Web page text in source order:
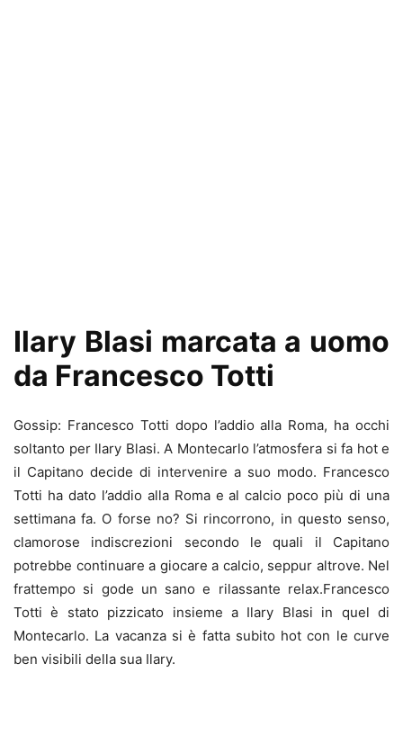
Ilary Blasi marcata a uomo
da Francesco Totti
Gossip: Francesco Totti dopo l’addio alla Roma, ha occhi
soltanto per Ilary Blasi. A Montecarlo l’atmosfera si fa hot e
il Capitano decide di intervenire a suo modo. Francesco
Totti ha dato l’addio alla Roma e al calcio poco più di una
settimana fa. O forse no? Si rincorrono, in questo senso,
clamorose indiscrezioni secondo le quali il Capitano
potrebbe continuare a giocare a calcio, seppur altrove. Nel
frattempo si gode un sano e rilassante relax.Francesco
Totti è stato pizzicato insieme a Ilary Blasi in quel di
Montecarlo. La vacanza si è fatta subito hot con le curve
ben visibili della sua Ilary.